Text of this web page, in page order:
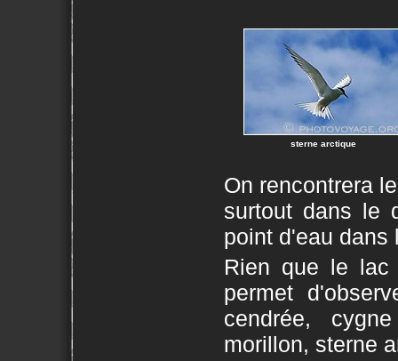
sterne arctique
On rencontrera
surtout dans le
point d'eau dans
Rien que le lac
permet
cendrée,
morillon, sterne